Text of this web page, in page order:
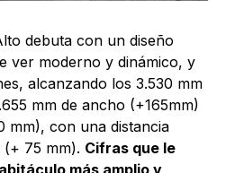
debuta con un diseño
ver moderno y dinámico, y
alcanzando los 3.530 mm
mm de ancho (+165mm)
mm), con una distancia
(+ 75 mm). Cifras que le
más amplio y